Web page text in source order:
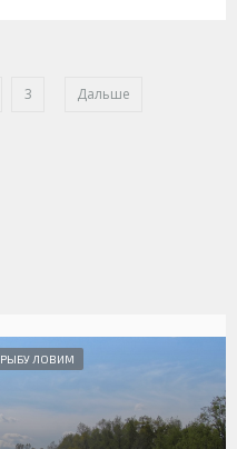
3 Дальше
РЫБУ ЛОВИМ